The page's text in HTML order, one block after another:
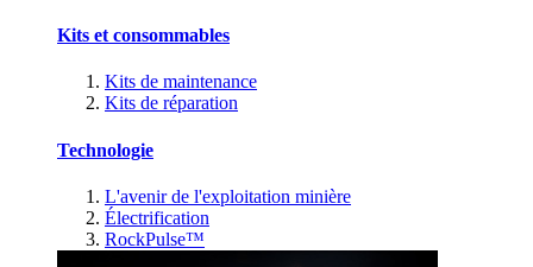
Kits et consommables
Kits de maintenance
Kits de réparation
Technologie
L'avenir de l'exploitation minière
Électrification
RockPulse™